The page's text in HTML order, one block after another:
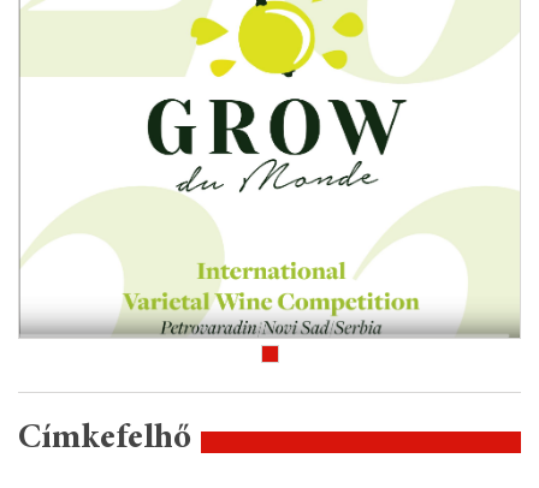
Címkefelhő